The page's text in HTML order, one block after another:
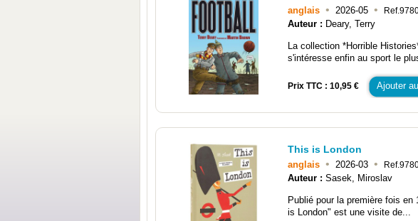
anglais • 2026-05 •
Auteur : Deary, Terry
La collection *Horrible
s'intéresse enfin au sport le
Prix TTC : 10,95 € Ajouter
This is London
anglais • 2026-03 •
Auteur : Sasek, Miroslav
Publié pour la première fois en
is London" est une visite de...